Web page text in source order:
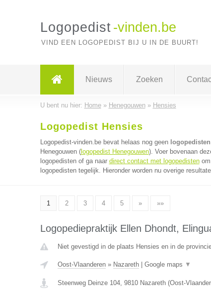
Logopedist -vinden.be
VIND EEN LOGOPEDIST BIJ U IN DE BUURT!
Nieuws Zoeken
U bent nu hier: Home» Henegouwen» Hensies
Logopedist Hensies
Logopedist-vinden.be bevat helaas nog geen
Henegouwen (logopedist Henegouwen). Voer bovenaan
logopedisten of ga naar direct contact met logopedistenom
logopedisten tegelijk. Hieronder worden nu overige
1 2 3 4 5 » »»
Logopediepraktijk Ellen Dhondt,
Niet gevestigd in de plaats Hensies en in de
Oost-Vlaanderen» Nazareth| Google maps ▼
Steenweg Deinze 104, 9810 Nazareth(Oost-